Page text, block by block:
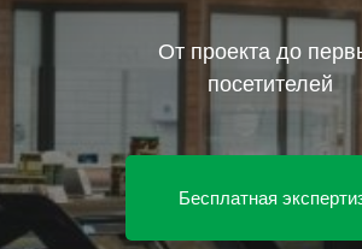
От проекта до
посетителей
Бесплатная